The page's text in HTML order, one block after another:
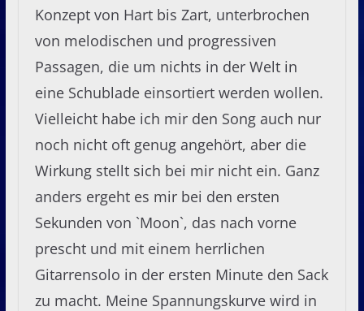
Konzept von Hart bis Zart, unterbrochen
von melodischen und progressiven
Passagen, die um nichts in der Welt in
eine Schublade einsortiert werden wollen.
Vielleicht habe ich mir den Song auch nur
noch nicht oft genug angehört, aber die
Wirkung stellt sich bei mir nicht ein. Ganz
anders ergeht es mir bei den ersten
Sekunden von `Moon`, das nach vorne
prescht und mit einem herrlichen
Gitarrensolo in der ersten Minute den Sack
zu macht. Meine Spannungskurve wird in